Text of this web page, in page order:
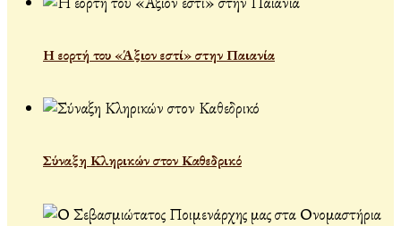
Η εορτή του «Άξιον εστί» στην Παιανία
Σύναξη Κληρικών στον Καθεδρικό